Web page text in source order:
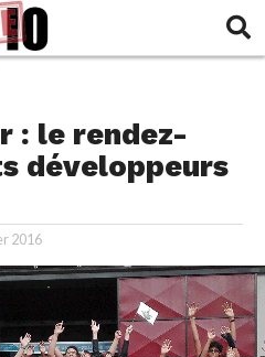
: le rendez-
développeurs
2016